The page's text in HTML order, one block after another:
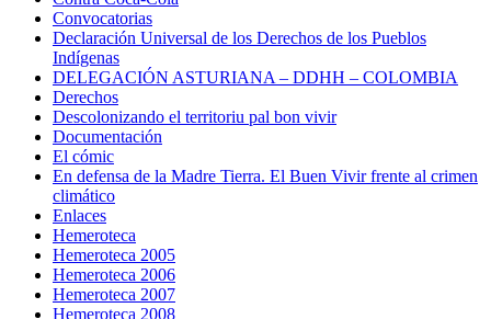
Convocatorias
Declaración Universal de los Derechos de los Pueblos
Indígenas
DELEGACIÓN ASTURIANA – DDHH – COLOMBIA
Derechos
Descolonizando el territoriu pal bon vivir
Documentación
El cómic
En defensa de la Madre Tierra. El Buen Vivir frente al crimen
climático
Enlaces
Hemeroteca
Hemeroteca 2005
Hemeroteca 2006
Hemeroteca 2007
Hemeroteca 2008